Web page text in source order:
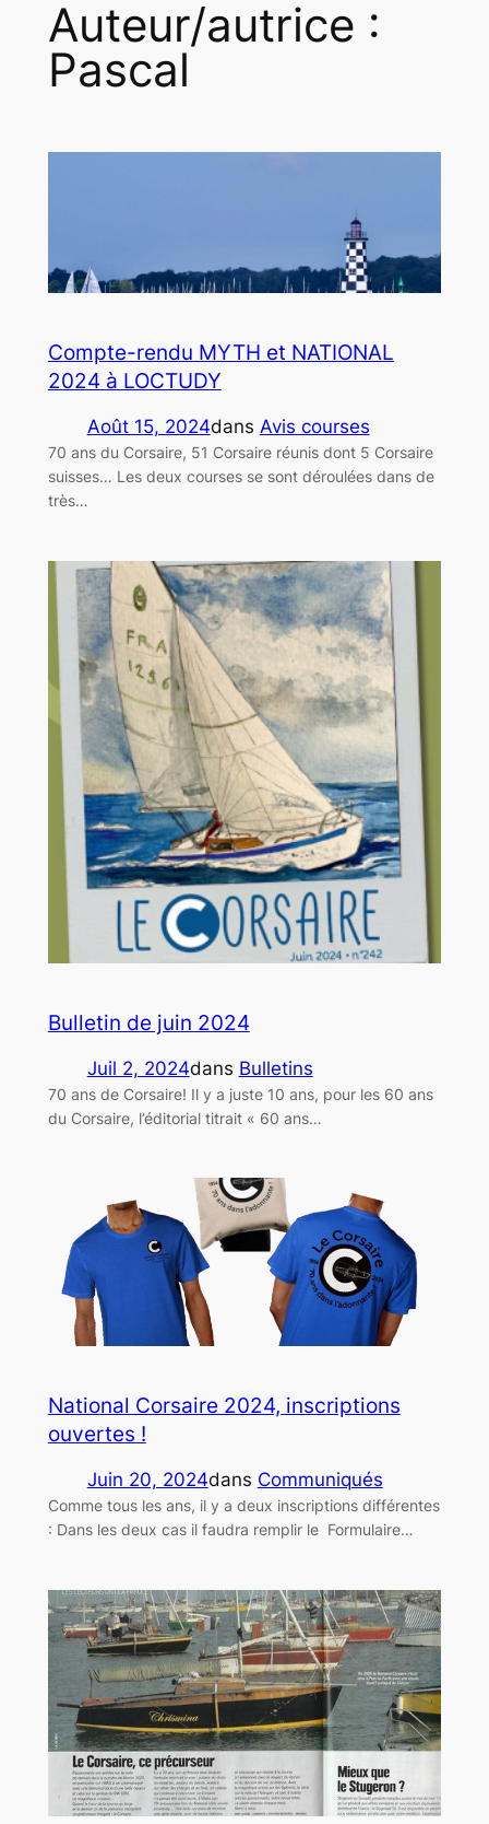
Auteur/autrice :
Pascal
Compte-rendu MYTH et NATIONAL
2024 à LOCTUDY
Août 15, 2024dans Avis courses
70 ans du Corsaire, 51 Corsaire réunis dont 5 Corsaire
suisses… Les deux courses se sont déroulées dans de
très…
Bulletin de juin 2024
Juil 2, 2024dans Bulletins
70 ans de Corsaire! Il y a juste 10 ans, pour les 60 ans
du Corsaire, l’éditorial titrait « 60 ans…
National Corsaire 2024, inscriptions
ouvertes !
Juin 20, 2024dans Communiqués
Comme tous les ans, il y a deux inscriptions différentes
: Dans les deux cas il faudra remplir le Formulaire…